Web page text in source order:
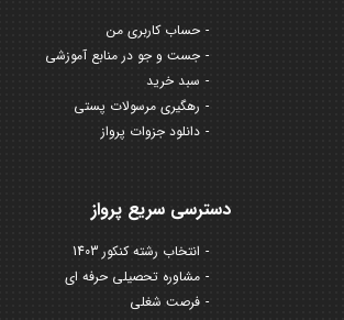
حساب کاربری من
جست و جو در منابع آموزشی
سبد خرید
رهگیری مرسولات پستی
دانلود جزوات پرواز
دسترسی سریع پرواز
انتخاب رشته کنکور 1403
مشاوره تحصیلی حرفه ای
فرصت شغلی